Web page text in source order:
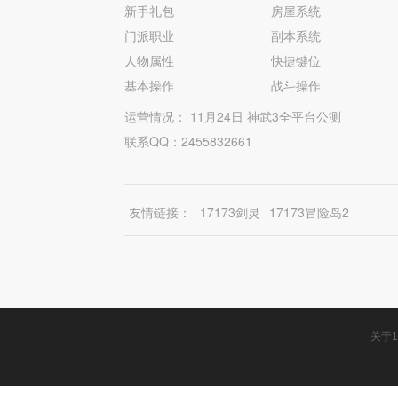
新手礼包
门派职业
人物属性
基本操作
房屋系统
副本系统
快捷键位
战斗操作
运营情况： 11月24日 神武3全平台公测
联系QQ：2455832661
友情链接： 17173剑灵 17173冒险岛2
关于